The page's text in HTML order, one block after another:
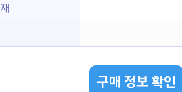
구매 정보 확인